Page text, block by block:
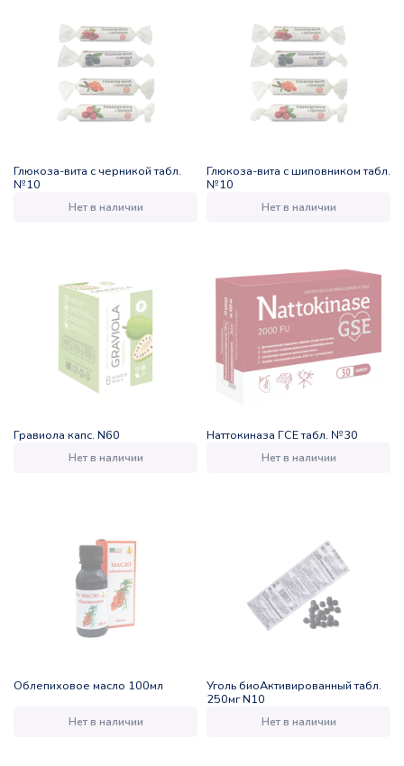
Глюкоза-вита с черникой табл.
№10
Нет в наличии
Глюкоза-вита с шиповником табл.
№10
Нет в наличии
Гравиола капс. N60
Нет в наличии
Наттокиназа ГСЕ табл. №30
Нет в наличии
Облепиховое масло 100мл
Нет в наличии
Уголь биоАктивированный табл.
250мг N10
Нет в наличии